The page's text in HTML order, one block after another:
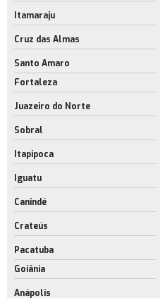
Itamaraju
Cruz das Almas
Santo Amaro
Fortaleza
Juazeiro do Norte
Sobral
Itapipoca
Iguatu
Canindé
Crateús
Pacatuba
Goiânia
Anápolis